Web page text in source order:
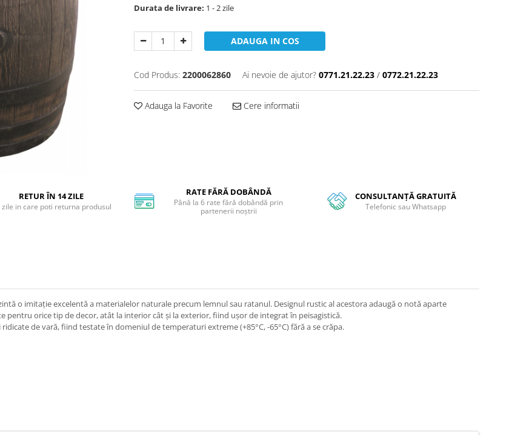
Durata de livrare: 1 - 2 zile
ADAUGA IN COS
Cod Produs: 2200062860 Ai nevoie de ajutor? 0771.21.22.23 / 0772.21.22.23
Adauga la Favorite Cere informatii
RETUR ÎN 14 ZILE
zile in care poti returna produsul
RATE FĂRĂ DOBÂNDĂ
Până la 6 rate fără dobândă prin
partenerii noștrii
CONSULTANȚĂ GRATUITĂ
Telefonic sau Whatsapp
o imitație excelentă a materialelor naturale precum lemnul sau ratanul. Designul rustic al acestora adaugă o notă aparte
pentru orice tip de decor, atât la interior cât și la exterior, fiind ușor de integrat în peisagistică.
de vară, fiind testate în domeniul de temperaturi extreme (+85°C, -65°C) fără a se crăpa.